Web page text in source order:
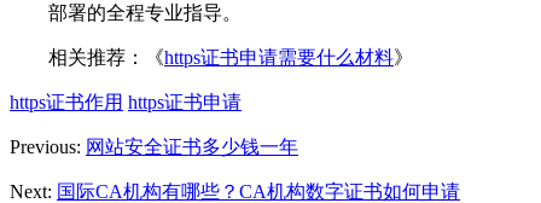
部署的全程专业指导。
相关推荐：《https证书申请需要什么材料》
https证书作用 https证书申请
Previous: 网站安全证书多少钱一年
Next: 国际CA机构有哪些？CA机构数字证书如何申请